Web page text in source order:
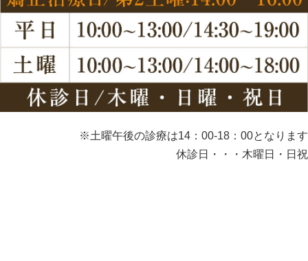
※土曜午後の診療は14：00-18：00となります
休診日・・・木曜日・日祝